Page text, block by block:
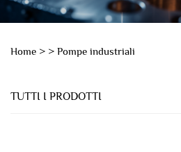
Home > > Pompe industriali
TUTTI I PRODOTTI